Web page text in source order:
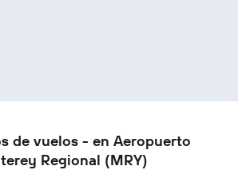
de vuelos - en Aeropuerto
Regional (MRY)